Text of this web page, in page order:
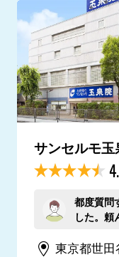
サンセルモ
都度質問
した。頼
東京都世